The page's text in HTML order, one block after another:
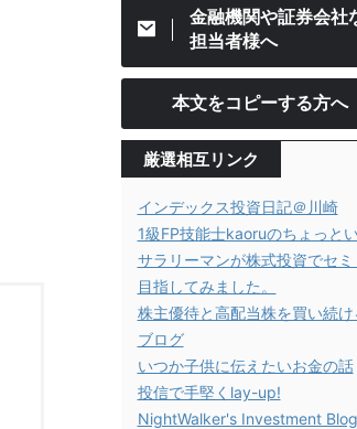
金融機関や証券会社
担当者様へ
本文をコピーする方へ
厳選相互リンク
インデックス投資日記＠川崎
1級FP技能士kaoruのちょっと
サラリーマンが株式投資でセ
目指してみました。
株主優待と高配当株を買い続
ブログ
いつか子供に伝えたいお金の話
投信で手堅くlay-up!
NightWalker's Investment Blog